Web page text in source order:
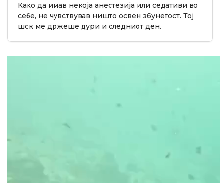
Како да имав некоја анестезија или седативи во
себе, не чувствував ништо освен збунетост. Тој
шок ме држеше дури и следниот ден.